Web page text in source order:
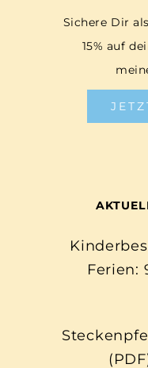
Sichere Dir
15% auf
Ferien: